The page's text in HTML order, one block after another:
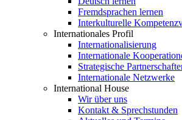
Fremdsprachen lernen
Interkulturelle
Internationales Profil
Internationalisierung
Internationale
Strategische
Internationale Netzwerke
International House
Wir über uns
Kontakt & Sprechstunden